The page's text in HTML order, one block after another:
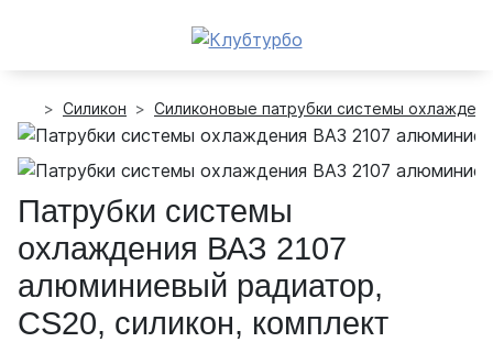
Силикон Силиконовые патрубки системы
Патрубки системы
охлаждения ВАЗ 2107
алюминиевый радиатор,
CS20, силикон, комплект